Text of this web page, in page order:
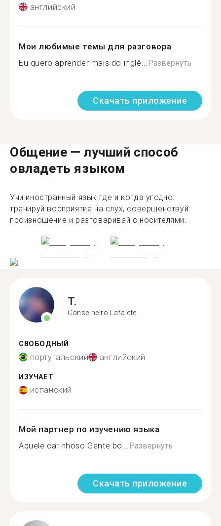
английский
Мои любимые темы для разговора
Eu quero aprender mais do inglê... Развернуть
Скачать приложение
Общение — лучший способ
овладеть языком
Учи иностранный язык где и когда угодно:
тренируй восприятие на слух, совершенствуй
произношение и разговаривай с носителями.
T.
Conselheiro Lafaiete
СВОБОДНЫЙ
португальский английский
ИЗУЧАЕТ
испанский
Мой партнер по изучению языка
Aquele carinhoso Gente bo...Развернуть
Скачать приложение